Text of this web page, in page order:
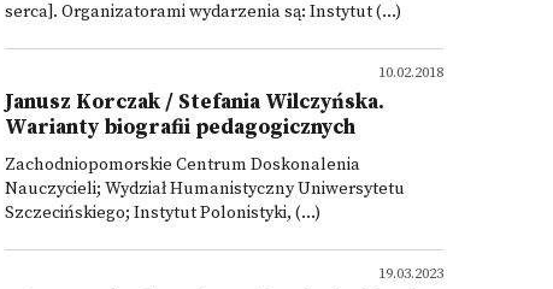
serca]. Organizatorami wydarzenia są: Instytut (...)
10.02.2018
Janusz Korczak / Stefania Wilczyńska.
Warianty biografii pedagogicznych
Zachodniopomorskie Centrum Doskonalenia
Nauczycieli; Wydział Humanistyczny Uniwersytetu
Szczecińskiego; Instytut Polonistyki, (...)
19.03.2023